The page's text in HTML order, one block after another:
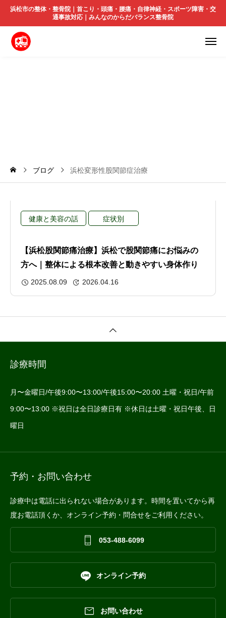
浜松市の整体・整骨院｜首こり・頭痛・腰痛・自律神経・スポーツ障害・交
通事故対応｜みんなのからだバランス整骨院
ブログ 浜松変形性股関節症治療
健康と美容の話 症状別
【浜松股関節痛治療】浜松で股関節痛にお悩みの
方へ｜整体による根本改善と動きやすい身体作り
2025.08.09 2026.04.16
診療時間
月〜金曜日/午後9:00〜13:00/午後15:00〜20:00 土曜・祝日/午前
9:00〜13:00 ※祝日は全日診療日有 ※休日は土曜・祝日午後、日
曜日
予約・お問い合わせ
診療中は電話に出られない場合があります。時間を置いてから再
度お電話頂くか、オンライン予約・問合せをご利用ください。
 053-488-6099
 オンライン予約
 お問い合わせ